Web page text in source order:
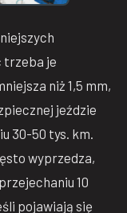
trzeba je
niż 1,5 mm,
jeździe
30-50 tys. km.
wyprzedza,
10
pojawiają się